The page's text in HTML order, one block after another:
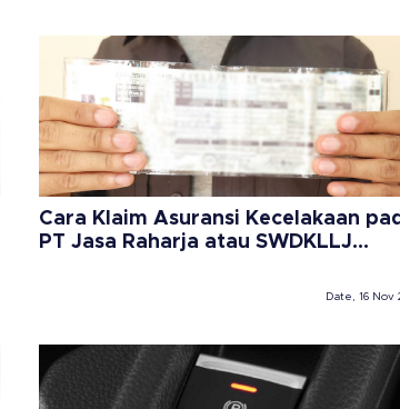
Cara Klaim Asuransi Kecelakaan
PT Jasa Raharja atau SWDKLLJ
Date, 16 Nov